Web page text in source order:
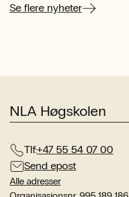
Se flere nyheter
NLA Høgskolen
Tlf:+47 55 54 07 00
Send epost
Alle adresser